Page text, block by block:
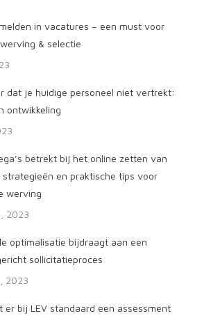
in vacatures – een must voor
& selectie
dat je huidige personeel niet vertrekt:
ontwikkeling
betrekt bij het online zetten van
en praktische tips voor
werving
2023
optimalisatie bijdraagt aan een
sollicitatieproces
2023
er bij LEV standaard een assessment